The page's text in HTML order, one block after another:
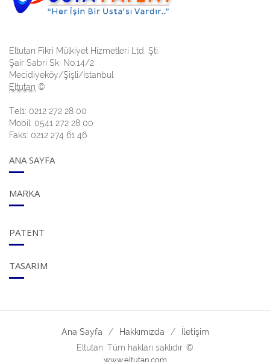
Eltutan Fikri Mülkiyet Hizmetleri Ltd. Şti.
Şair Sabri Sk. No:14/2
Mecidiyeköy/Şişli/İstanbul
Eltutan ©
Tel1: 0212 272 28 00
Mobil: 0541 272 28 00
Faks: 0212 274 61 46
ANA SAYFA
MARKA
PATENT
TASARIM
Ana Sayfa Hakkımızda
İletişim
Eltutan. Tüm hakları saklıdır. ©
www.eltutan.com